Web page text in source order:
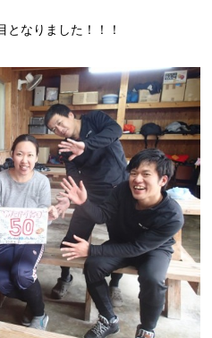
となりました！！！